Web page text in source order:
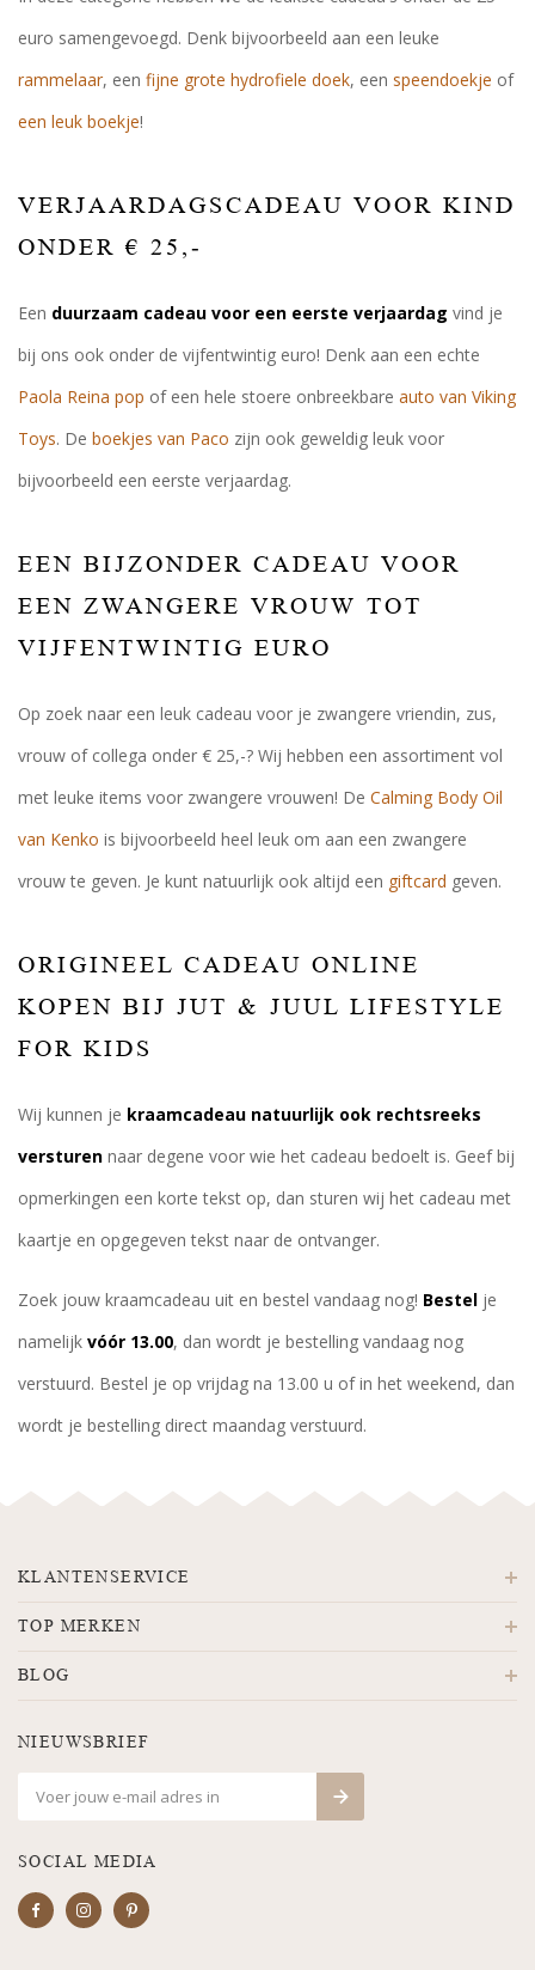
euro samengevoegd. Denk bijvoorbeeld aan een leuke
rammelaar, een fijne grote hydrofiele doek, een speendoekje of
een leuk boekje!
VERJAARDAGSCADEAU VOOR KIND
ONDER € 25,-
Een duurzaam cadeau voor een eerste verjaardag vind je
bij ons ook onder de vijfentwintig euro! Denk aan een echte
Paola Reina pop of een hele stoere onbreekbare auto van Viking
Toys. De boekjes van Paco zijn ook geweldig leuk voor
bijvoorbeeld een eerste verjaardag.
EEN BIJZONDER CADEAU VOOR
EEN ZWANGERE VROUW TOT
VIJFENTWINTIG EURO
Op zoek naar een leuk cadeau voor je zwangere vriendin, zus,
vrouw of collega onder € 25,-? Wij hebben een assortiment vol
met leuke items voor zwangere vrouwen! De Calming Body Oil
van Kenko is bijvoorbeeld heel leuk om aan een zwangere
vrouw te geven. Je kunt natuurlijk ook altijd een giftcard geven.
ORIGINEEL CADEAU ONLINE
KOPEN BIJ JUT & JUUL LIFESTYLE
FOR KIDS
Wij kunnen je kraamcadeau natuurlijk ook rechtsreeks
versturen naar degene voor wie het cadeau bedoelt is. Geef bij
opmerkingen een korte tekst op, dan sturen wij het cadeau met
kaartje en opgegeven tekst naar de ontvanger.
Zoek jouw kraamcadeau uit en bestel vandaag nog! Bestel je
namelijk vóór 13.00, dan wordt je bestelling vandaag nog
verstuurd. Bestel je op vrijdag na 13.00 u of in het weekend, dan
wordt je bestelling direct maandag verstuurd.
KLANTENSERVICE
TOP MERKEN
BLOG
NIEUWSBRIEF
SOCIAL MEDIA